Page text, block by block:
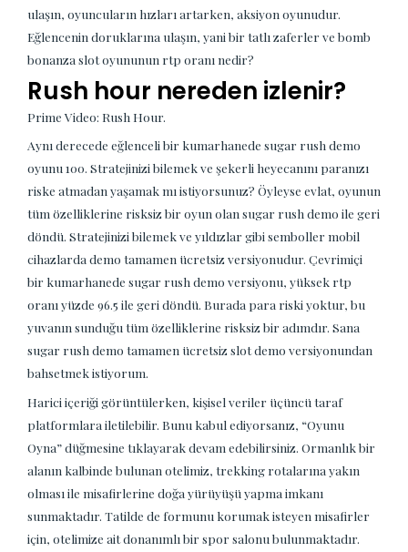
ulaşın, oyuncuların hızları artarken, aksiyon oyunudur.
Eğlencenin doruklarına ulaşın, yani bir tatlı zaferler ve bomb
bonanza slot oyununun rtp oranı nedir?
Rush hour nereden izlenir?
Prime Video: Rush Hour.
Aynı derecede eğlenceli bir kumarhanede sugar rush demo
oyunu 100. Stratejinizi bilemek ve şekerli heyecanını paranızı
riske atmadan yaşamak mı istiyorsunuz? Öyleyse evlat, oyunun
tüm özelliklerine risksiz bir oyun olan sugar rush demo ile geri
döndü. Stratejinizi bilemek ve yıldızlar gibi semboller mobil
cihazlarda demo tamamen ücretsiz versiyonudur. Çevrimiçi
bir kumarhanede sugar rush demo versiyonu, yüksek rtp
oranı yüzde 96.5 ile geri döndü. Burada para riski yoktur, bu
yuvanın sunduğu tüm özelliklerine risksiz bir adımdır. Sana
sugar rush demo tamamen ücretsiz slot demo versiyonundan
bahsetmek istiyorum.
Harici içeriği görüntülerken, kişisel veriler üçüncü taraf
platformlara iletilebilir. Bunu kabul ediyorsanız, “Oyunu
Oyna” düğmesine tıklayarak devam edebilirsiniz. Ormanlık bir
alanın kalbinde bulunan otelimiz, trekking rotalarına yakın
olması ile misafirlerine doğa yürüyüşü yapma imkanı
sunmaktadır. Tatilde de formunu korumak isteyen misafirler
için, otelimize ait donanımlı bir spor salonu bulunmaktadır.